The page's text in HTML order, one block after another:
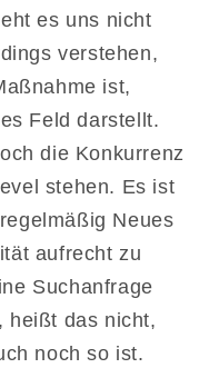
es uns nicht
verstehen,
ist,
Feld darstellt.
die Konkurrenz
stehen. Es ist
Neues
aufrecht zu
Suchanfrage
heißt das nicht,
noch so ist.